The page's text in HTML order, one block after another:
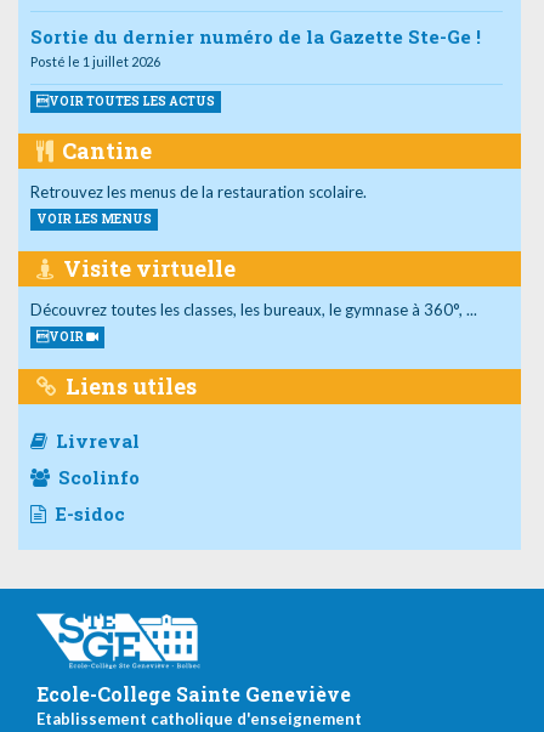
Sortie du dernier numéro de la Gazette Ste-Ge !
Posté le 1 juillet 2026
VOIR TOUTES LES ACTUS
Cantine
Retrouvez les menus de la restauration scolaire.
VOIR LES MENUS
Visite virtuelle
Découvrez toutes les classes, les bureaux, le gymnase à 360°, ...
VOIR
Liens utiles
Livreval
Scolinfo
E-sidoc
Ecole-College Sainte Geneviève
Etablissement catholique d'enseignement